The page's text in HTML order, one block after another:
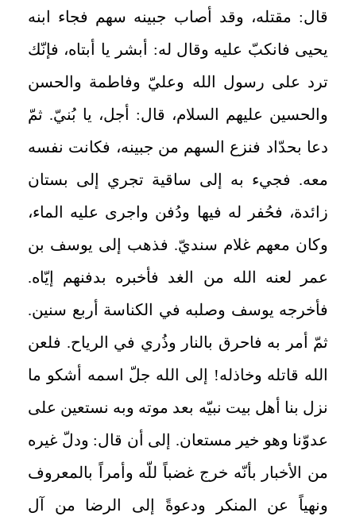
قال: مقتله، وقد أصاب جبينه سهم فجاء ابنه
يحيى فانكبّ عليه وقال له: أبشر يا أبتاه، فإنّك
ترد على رسول الله وعليّ وفاطمة والحسن
والحسين عليهم السلام، قال: أجل، يا بُنيّ. ثمّ
دعا بحدّاد فنزع السهم من جبينه، فكانت نفسه
معه. فجي‏ء به إلى ساقية تجري إلى بستان
زائدة، فحُفر له فيها ودُفن واجرى عليه الماء،
وكان معهم غلام سنديّ. فذهب إلى يوسف بن
عمر لعنه الله من الغد فأخبره بدفنهم إيّاه.
فأخرجه يوسف وصلبه في الكناسة أربع سنين.
ثمّ أمر به فاحرق بالنار وذُري في الرياح. فلعن
الله قاتله وخاذله! إلى الله جلّ اسمه أشكو ما
نزل بنا أهل بيت نبيّه بعد موته وبه نستعين على
عدوّنا وهو خير مستعان. إلى أن قال: ودلّ غيره
من الأخبار بأنّه خرج غضباً للّه وأمراً بالمعروف
ونهياً عن المنكر ودعوةً إلى الرضا من آل